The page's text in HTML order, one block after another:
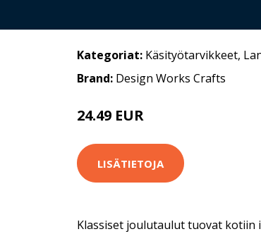
Kategoriat: Käsityötarvikkeet,
Brand: Design Works Crafts
24.49 EUR
LISÄTIETOJA
Klassiset joulutaulut tuovat kotiin